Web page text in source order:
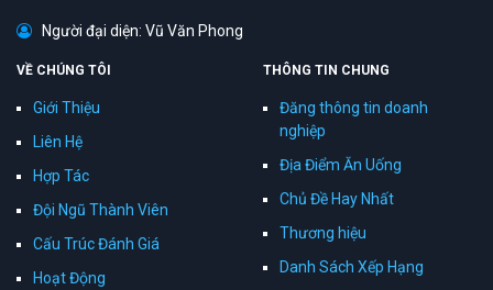
Người đại diện: Vũ Văn Phong
VỀ CHÚNG TÔI
Giới Thiệu
Liên Hệ
Hợp Tác
Đội Ngũ Thành Viên
Cấu Trúc Đánh Giá
Hoạt Động
THÔNG TIN CHUNG
Đăng thông tin doanh
nghiệp
Địa Điểm Ăn Uống
Chủ Đề Hay Nhất
Thương hiệu
Danh Sách Xếp Hạng